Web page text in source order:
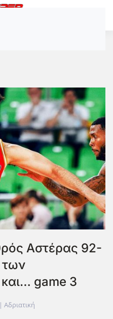
Αστέρας 92-
των
game 3
Αδριατική